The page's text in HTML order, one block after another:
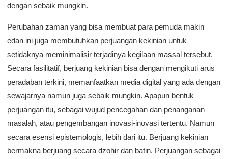
dengan sebaik mungkin.
Perubahan zaman yang bisa membuat para pemuda makin
edan ini juga membutuhkan perjuangan kekinian untuk
setidaknya meminimalisir terjadinya kegilaan massal tersebut.
Secara fasilitatif, berjuang kekinian bisa dengan mengikuti arus
peradaban terkini, memanfaatkan media digital yang ada dengan
sewajarnya namun juga sebaik mungkin. Apapun bentuk
perjuangan itu, sebagai wujud pencegahan dan penanganan
masalah, atau pengembangan inovasi-inovasi tertentu. Namun
secara esensi epistemologis, lebih dari itu. Berjuang kekinian
bermakna berjuang secara dzohir dan batin. Perjuangan sebagai